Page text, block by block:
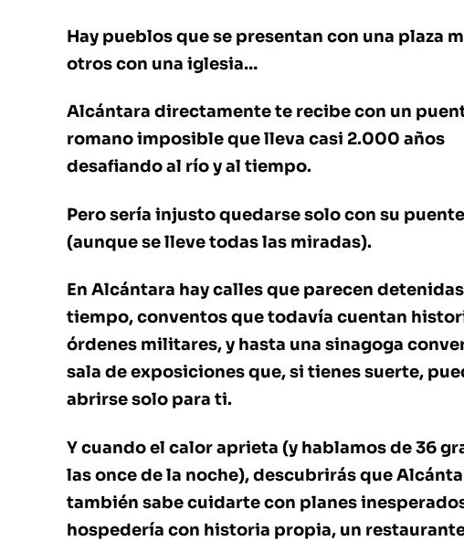
Hay pueblos que se presentan con una plaza
otros con una iglesia…
Alcántara directamente te recibe con un
romano imposible que lleva casi 2.000 años
desafiando al río y al tiempo.
Pero sería injusto quedarse solo con su puente
(aunque se lleve todas las miradas).
En Alcántara hay calles que parecen
tiempo, conventos que todavía cuentan
órdenes militares, y hasta una sinagoga
sala de exposiciones que, si tienes suerte,
abrirse solo para ti.
Y cuando el calor aprieta (y hablamos de 36
las once de la noche), descubrirás que
también sabe cuidarte con planes
hospedería con historia propia, un